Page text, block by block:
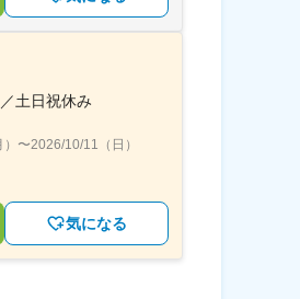
土日祝休み
〜2026/10/11（日）
気になる